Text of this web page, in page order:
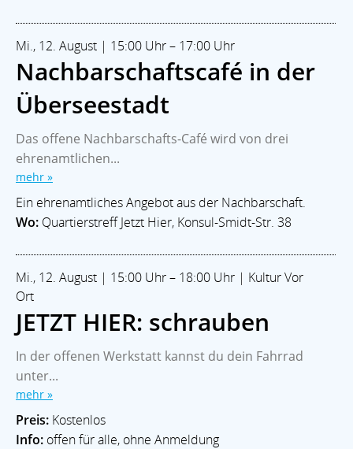
Mi., 12. August | 15:00 Uhr – 17:00 Uhr
Nachbarschaftscafé in der
Überseestadt
Das offene Nachbarschafts-Café wird von drei
ehrenamtlichen...
mehr »
Ein ehrenamtliches Angebot aus der Nachbarschaft.
Wo: Quartierstreff Jetzt Hier, Konsul-Smidt-Str. 38
Mi., 12. August | 15:00 Uhr – 18:00 Uhr | Kultur Vor
Ort
JETZT HIER: schrauben
In der offenen Werkstatt kannst du dein Fahrrad
unter...
mehr »
Preis: Kostenlos
Info: offen für alle, ohne Anmeldung